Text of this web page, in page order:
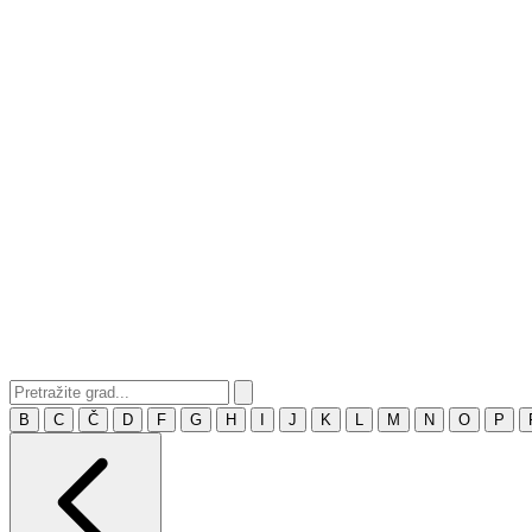
B C Č D F G H J K M N O P